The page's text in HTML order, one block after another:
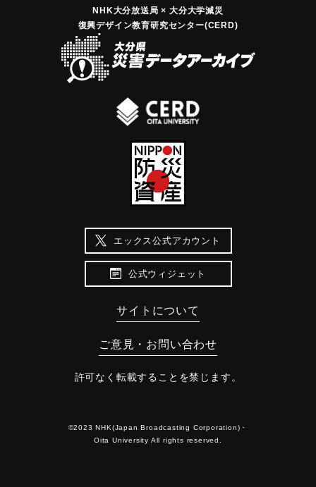
NHK大分放送局 × 大分大学減災
復興デザイン教育研究センター(CERD)
エックス公式アカウント
公式ウィジェット
サイトについて
ご意見・お問い合わせ
許可なく転載することを禁じます。
©2023 NHK(Japan Broadcasting Corporation)・
Oita University All rights reserved.